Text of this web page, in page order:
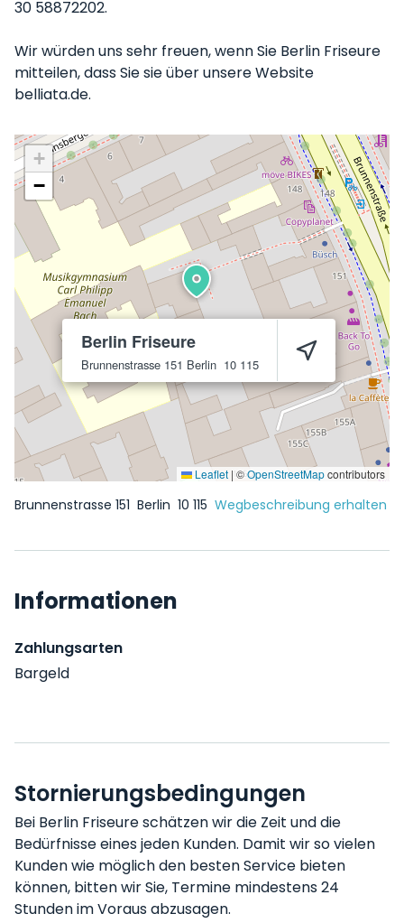
30 58872202.
Wir würden uns sehr freuen, wenn Sie Berlin Friseure
mitteilen, dass Sie sie über unsere Website
belliata.de.
Berlin Friseure
Brunnenstrasse 151 Berlin 10 115
+
−
Leaflet |©OpenStreetMapcontributors
Brunnenstrasse 151 Berlin 10 115 Wegbeschreibung erhalten
Informationen
Zahlungsarten
Bargeld
Stornierungsbedingungen
Bei Berlin Friseure schätzen wir die Zeit und die
Bedürfnisse eines jeden Kunden. Damit wir so vielen
Kunden wie möglich den besten Service bieten
können, bitten wir Sie, Termine mindestens 24
Stunden im Voraus abzusagen.